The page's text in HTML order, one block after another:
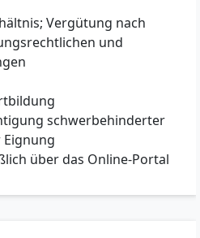
Vergütung nach
und
schwerbehinderter
über das Online-Portal